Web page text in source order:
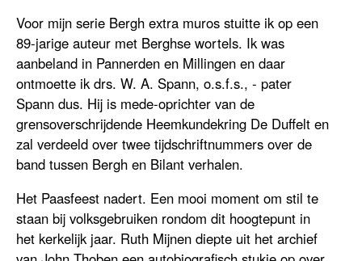
Voor mijn serie Bergh extra muros stuitte ik op een
89-jarige auteur met Berghse wortels. Ik was
aanbeland in Pannerden en Millingen en daar
ontmoette ik drs. W. A. Spann, o.s.f.s., - pater
Spann dus. Hij is mede-oprichter van de
grensoverschrijdende Heemkundekring De Duffelt en
zal verdeeld over twee tijdschriftnummers over de
band tussen Bergh en Bilant verhalen.
Het Paasfeest nadert. Een mooi moment om stil te
staan bij volksgebruiken rondom dit hoogtepunt in
het kerkelijk jaar. Ruth Mijnen diepte uit het archief